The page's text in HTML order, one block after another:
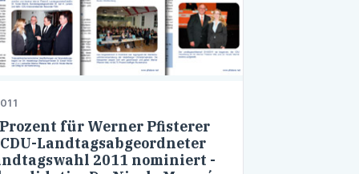
für Werner Pfisterer
Landtagsabgeordneter
2011 nominiert -